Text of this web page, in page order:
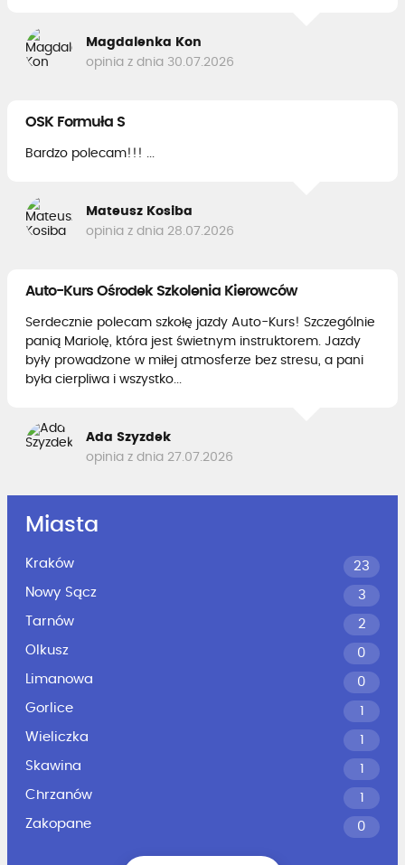
Magdalenka Kon
opinia z dnia 30.07.2026
OSK Formuła S
Bardzo polecam!!! ...
Mateusz Kosiba
opinia z dnia 28.07.2026
Auto-Kurs Ośrodek Szkolenia Kierowców
Serdecznie polecam szkołę jazdy Auto-Kurs! Szczególnie
panią Mariolę, która jest świetnym instruktorem. Jazdy
były prowadzone w miłej atmosferze bez stresu, a pani
była cierpliwa i wszystko...
Ada Szyzdek
opinia z dnia 27.07.2026
Miasta
Kraków
23
Nowy Sącz
3
Tarnów
2
Olkusz
0
Limanowa
0
Gorlice
1
Wieliczka
1
Skawina
1
Chrzanów
1
Zakopane
0